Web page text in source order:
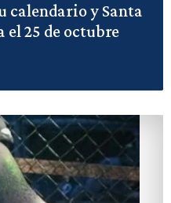
calendario y Santa
25 de octubre